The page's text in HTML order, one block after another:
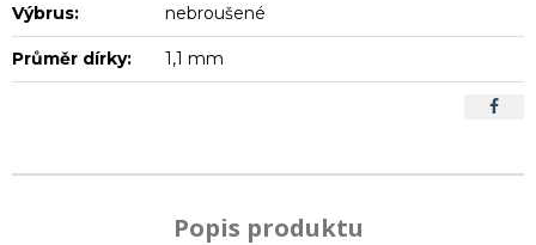
Výbrus: nebroušené
Průměr dírky: 1,1 mm
Popis produktu